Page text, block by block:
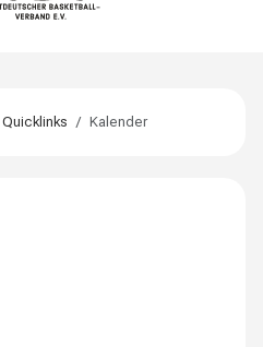
Quicklinks Kalender